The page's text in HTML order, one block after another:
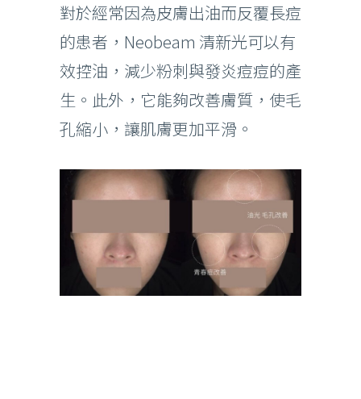
對於經常因為皮膚出油而反覆長痘
的患者，Neobeam 清新光可以有
效控油，減少粉刺與發炎痘痘的產
生。此外，它能夠改善膚質，使毛
孔縮小，讓肌膚更加平滑。